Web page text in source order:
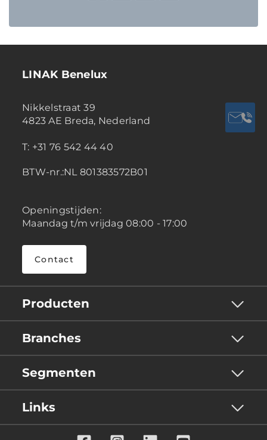
LINAK Benelux
Nikkelstraat 39
4823 AE Breda, Nederland
T: +31 76 542 44 40
BTW-nr.:NL 801383572B01
Openingstijden:
Maandag t/m vrijdag 08:00 - 17:00
Contact
Producten
Branches
Segmenten
Links